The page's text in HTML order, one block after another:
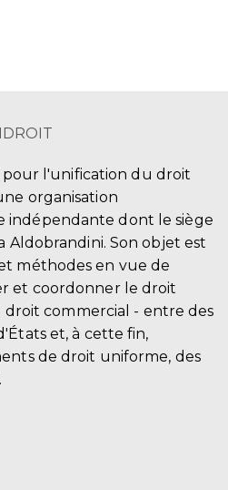
l'unification du droit
organisation
dont le siège
Aldobrandini. Son objet est
méthodes en vue de
et coordonner le droit
commercial - entre des
et, à cette fin,
de droit uniforme, des